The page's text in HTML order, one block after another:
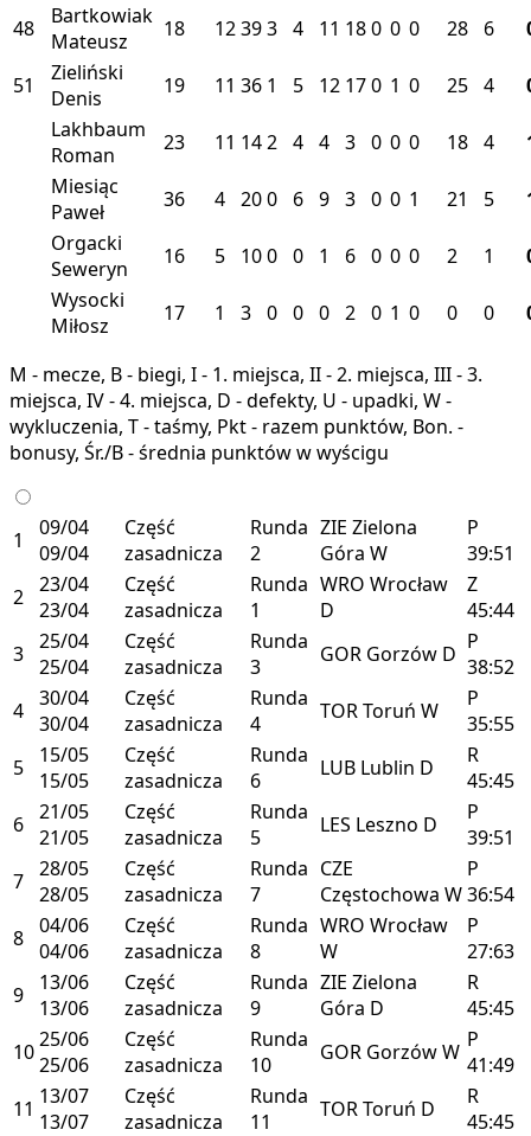
48
Bartkowiak
Mateusz
18 12393 4 11 180 0 0 28 6
51
Zieliński
Denis
19 11 36 1 5 12 170 1 0 25 4
Lakhbaum
Roman
23 11 142 4 4 3 0 0 0 18 4
Miesiąc
Paweł
36 4 200 6 9 3 0 0 1 21 5
Orgacki
Seweryn
16 5 100 0 1 6 0 0 0 2 1
Wysocki
Miłosz
17 1 3 0 0 0 2 0 1 0 0 0
M - mecze, B - biegi, I - 1. miejsca, II - 2. miejsca, III - 3.
miejsca, IV - 4. miejsca, D - defekty, U - upadki, W -
wykluczenia, T - taśmy, Pkt - razem punktów, Bon. -
bonusy, Śr./B - średnia punktów w wyścigu
1
09/04
09/04
Część
zasadnicza
Runda
2
ZIE Zielona
Góra W
P
39:51
2 23/04
23/04
Część
zasadnicza
Runda
1
WRO Wrocław
D
Z
45:44
3 25/04
25/04
Część
zasadnicza
Runda
3
GOR Gorzów D P
38:52
4 30/04
30/04
Część
zasadnicza
Runda
4
TORToruń W
P
35:55
5
15/05
15/05
Część
zasadnicza
Runda
6
LUB Lublin D
R
45:45
6 21/05
21/05
Część
zasadnicza
Runda
5
LES Leszno D
P
39:51
7 28/05
28/05
Część
zasadnicza
Runda
7
CZE
Częstochowa W
P
36:54
8 04/06
04/06
Część
zasadnicza
Runda
8
WRO Wrocław
W
P
27:63
9
13/06
13/06
Część
zasadnicza
Runda
9
ZIE Zielona
Góra D
R
45:45
1025/06
25/06
Część
zasadnicza
Runda
10
GOR GorzówW P
41:49
11 13/07
13/07
Część
zasadnicza
Runda
11
TORToruń D
R
45:45